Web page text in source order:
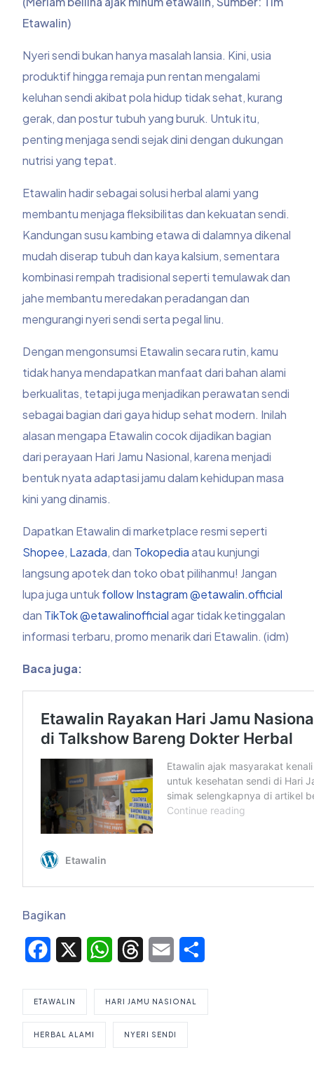
Etawalin)
Nyeri sendi bukan hanya masalah lansia. Kini, usia
produktif hingga remaja pun rentan mengalami
keluhan sendi akibat pola hidup tidak sehat, kurang
gerak, dan postur tubuh yang buruk. Untuk itu,
penting menjaga sendi sejak dini dengan dukungan
nutrisi yang tepat.
Etawalin hadir sebagai solusi herbal alami yang
membantu menjaga fleksibilitas dan kekuatan sendi.
Kandungan susu kambing etawa di dalamnya dikenal
mudah diserap tubuh dan kaya kalsium, sementara
kombinasi rempah tradisional seperti temulawak dan
jahe membantu meredakan peradangan dan
mengurangi nyeri sendi serta pegal linu.
Dengan mengonsumsi Etawalin secara rutin, kamu
tidak hanya mendapatkan manfaat dari bahan alami
berkualitas, tetapi juga menjadikan perawatan sendi
sebagai bagian dari gaya hidup sehat modern. Inilah
alasan mengapa Etawalin cocok dijadikan bagian
dari perayaan Hari Jamu Nasional, karena menjadi
bentuk nyata adaptasi jamu dalam kehidupan masa
kini yang dinamis.
Dapatkan Etawalin di marketplace resmi seperti
Shopee, Lazada, dan Tokopediaatau kunjungi
langsung apotek dan toko obat pilihanmu! Jangan
lupa juga untukfollow Instagram @etawalin.official
dan TikTok @etawalinofficialagar tidak ketinggalan
informasi terbaru, promo menarik dari Etawalin. (idm)
Baca juga:
Bagikan
Facebook WhatsAppThreadsEmail
ETAWALIN HARI JAMU NASIONAL
HERBAL ALAMI NYERI SENDI